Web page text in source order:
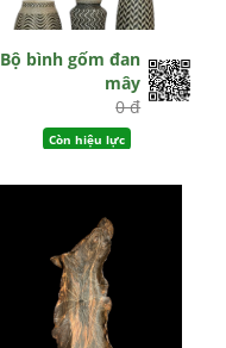
Bộ bình gốm đan
mây
0 đ
Còn hiệu lực